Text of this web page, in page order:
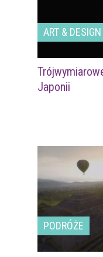
ART & DESIGN
Japonii
PODRÓŻE